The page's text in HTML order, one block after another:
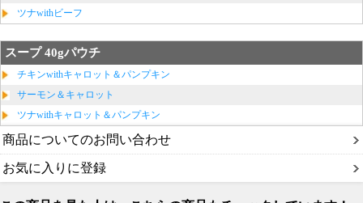
ツナwithビーフ
スープ 40gパウチ
チキンwithキャロット＆パンプキン
サーモン＆キャロット
ツナwithキャロット＆パンプキン
商品についてのお問い合わせ
お気に入りに登録